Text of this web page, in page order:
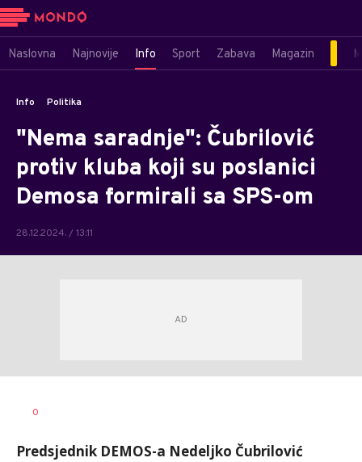
Naslovna Najnovije Info Sport Zabava Magazin
Info Politika
"Nema saradnje": Čubrilović
protiv kluba koji su poslanici
Demosa formirali sa SPS-om
28.12.2024. / 13:11
AUTOR
0
Predsjednik DEMOS-a Nedeljko Čubrilović